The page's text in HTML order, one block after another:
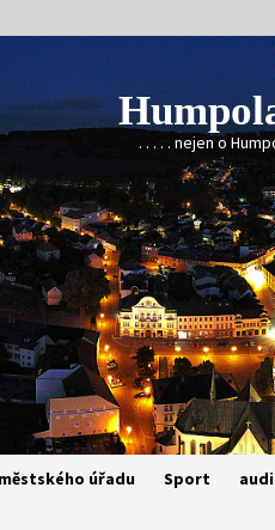
. . . . . nejen o
úřadu Sport